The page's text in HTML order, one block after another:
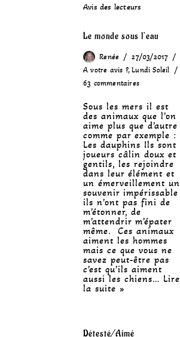
Avis des lecteurs
Le monde sous l’eau
Renée
27/03/2017
A votre avis ?,Lundi Soleil
63 commentaires
Sous les mers il est
des animaux que l’on
aime plus que d’autre
comme par exemple :
Les dauphins Ils sont
joueurs câlin doux et
gentils, les rejoindre
dans leur élément et
un émerveillement un
souvenir impérissable
ils n’ont pas fini de
m’étonner, de
m’attendrir m’épater
même. Ces animaux
aiment les hommes
mais ce que vous ne
savez peut-être pas
c’est qu’ils aiment
aussi les chiens… Lire
la suite »
Détesté/Aimé